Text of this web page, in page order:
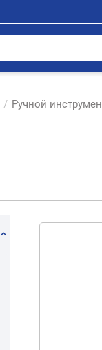
/ Ручной